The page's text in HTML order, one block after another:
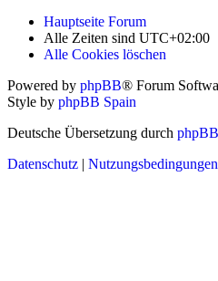
Hauptseite Forum
Alle Zeiten sind UTC+02:00
Alle Cookies löschen
Powered by phpBB® Forum
Style by phpBB Spain
Deutsche Übersetzung durch
Datenschutz | Nutzungsbedingungen